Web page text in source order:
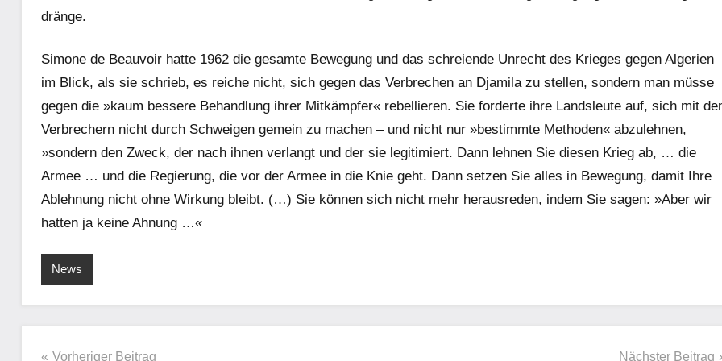
dränge.
Simone de Beauvoir hatte 1962 die gesamte Bewegung und das schreiende Unrecht des Krieges gegen Algerien
im Blick, als sie schrieb, es reiche nicht, sich gegen das Verbrechen an Djamila zu stellen, sondern man müsse
gegen die »kaum bessere Behandlung ihrer Mitkämpfer« rebellieren. Sie forderte ihre Landsleute auf, sich mit
Verbrechern nicht durch Schweigen gemein zu machen – und nicht nur »bestimmte Methoden« abzulehnen,
»sondern den Zweck, der nach ihnen verlangt und der sie legitimiert. Dann lehnen Sie diesen Krieg ab, … die
Armee … und die Regierung, die vor der Armee in die Knie geht. Dann setzen Sie alles in Bewegung, damit Ihre
Ablehnung nicht ohne Wirkung bleibt. (…) Sie können sich nicht mehr herausreden, indem Sie sagen: »Aber wir
hatten ja keine Ahnung …«
News
Vorheriger Beitrag Nächster Beitrag